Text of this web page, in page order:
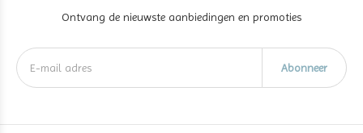
Ontvang de nieuwste aanbiedingen en promoties
Abonneer